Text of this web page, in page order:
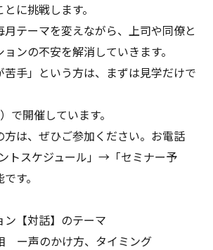
に挑戦します。
月テーマを変えながら、上司や同僚と
ンの不安を解消していきます。
苦手」という方は、まずは見学だけで
で開催しています。
方は、ぜひご参加ください。お電話
トスケジュール」→「セミナー予
す。
ン【対話】のテーマ
ー声のかけ方、タイミング